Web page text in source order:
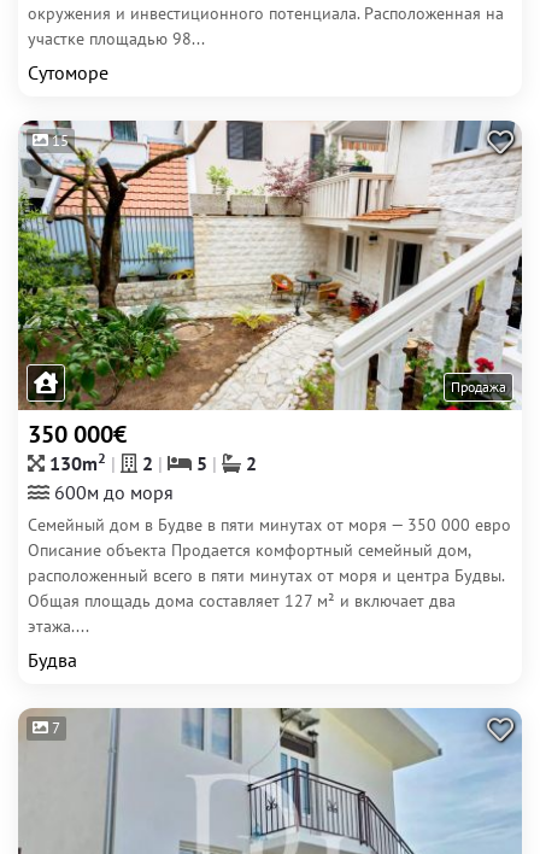
окружения и инвестиционного потенциала. Расположенная на
участке площадью 98...
Сутоморе
15
Продажа
350 000€
130m2 2 5
2
600м до моря
Семейный дом в Будве в пяти минутах от моря — 350 000 евро
Описание объекта Продается комфортный семейный дом,
расположенный всего в пяти минутах от моря и центра Будвы.
Общая площадь дома составляет 127 м² и включает два
этажа....
Будва
7